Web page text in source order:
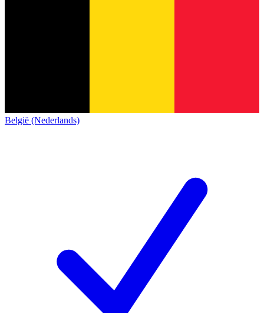
België (Nederlands)